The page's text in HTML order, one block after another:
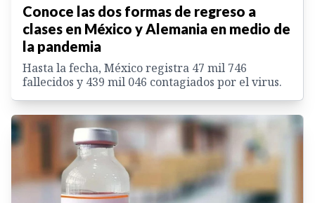
Conoce las dos formas de regreso a
clases en México y Alemania en medio de
la pandemia
Hasta la fecha, México registra 47 mil 746
fallecidos y 439 mil 046 contagiados por el virus.